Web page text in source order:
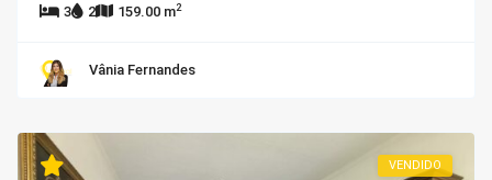
3 2 159.00 m2
Vânia Fernandes
VENDIDO